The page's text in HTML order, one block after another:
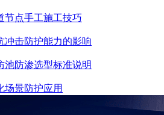
节点手工施工技巧
冲击防护能力的影响
池防渗选型标准说明
场景防护应用